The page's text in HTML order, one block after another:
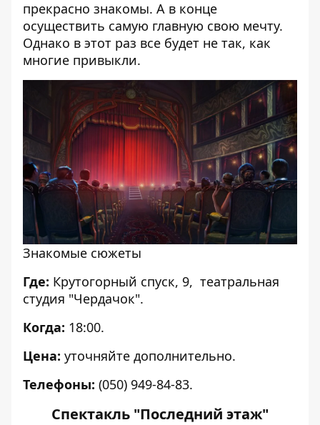
прекрасно знакомы. А в конце
осуществить самую главную свою мечту.
Однако в этот раз все будет не так, как
многие привыкли.
Знакомые сюжеты
Где: Крутогорный спуск, 9, театральная
студия "Чердачок".
Когда: 18:00.
Цена: уточняйте дополнительно.
Телефоны: (050) 949-84-83.
Спектакль "Последний этаж"